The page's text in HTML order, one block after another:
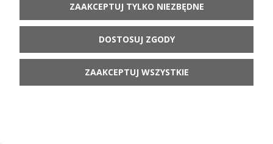
POWIADOM O
DOSTĘPNOŚCI
ZAAKCEPTUJ TYLKO NIEZBĘDNE
DOSTOSUJ ZGODY
ZAAKCEPTUJ WSZYSTKIE